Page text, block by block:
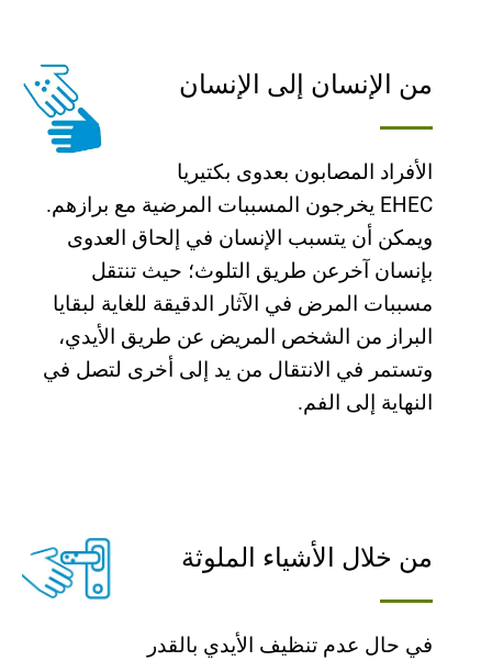
من الإنسان إلى الإنسان
الأفراد المصابون بعدوى بكتیریا
EHEC یخرجون المسببات المرضیة مع برازھم.
ویمكن أن یتسبب الإنسان في إلحاق العدوى
بإنسان آخرعن طریق التلوث؛ حیث تنتقل
مسببات المرض في الآثار الدقیقة للغایة لبقایا
البراز من الشخص المریض عن طریق الأیدي،
وتستمر في الانتقال من ید إلى أخرى لتصل في
النھایة إلى الفم.
من خلال الأشیاء الملوثة
في حال عدم تنظیف الأیدي بالقدر